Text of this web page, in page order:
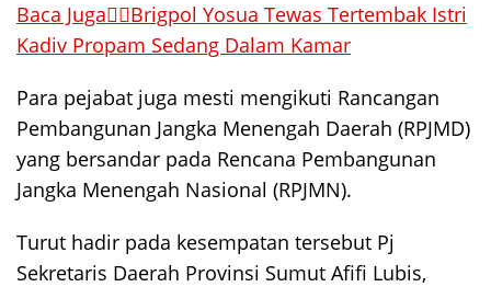
Baca Juga👉🏻Brigpol Yosua Tewas Tertembak Istri
Kadiv Propam Sedang Dalam Kamar
Para pejabat juga mesti mengikuti Rancangan
Pembangunan Jangka Menengah Daerah (RPJMD)
yang bersandar pada Rencana Pembangunan
Jangka Menengah Nasional (RPJMN).
Turut hadir pada kesempatan tersebut Pj
Sekretaris Daerah Provinsi Sumut Afifi Lubis,